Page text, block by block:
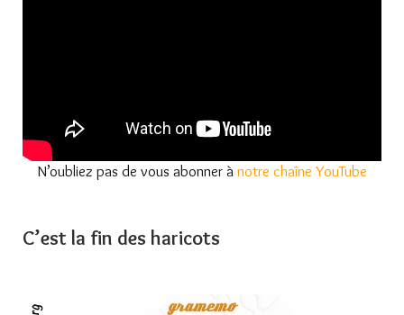
N’oubliez pas de vous abonner à notre chaîne YouTube
C’est la fin des haricots